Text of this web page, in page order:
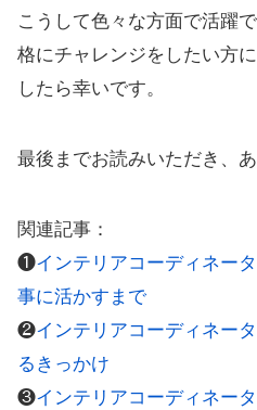
こうして色々な方面で活躍
格にチャレンジをしたい方
したら幸いです。
最後までお読みいただき、
関連記事：
❶インテリアコーディネー
事に活かすまで
❷インテリアコーディネー
るきっかけ
❸インテリアコーディネー